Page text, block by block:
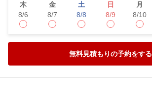
木
8/6
金
8/7
土
8/8
日
8/9
月
8/10
無料見積もりの予約をする